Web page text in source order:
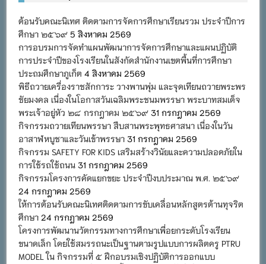
ต้อนรับคณะนิเทศ ติดตามการจัดการศึกษาเรียนรวม ประจำปีการ
ศึกษา ๒๕๖๙ 5 สิงหาคม 2569
การอบรมการจัดทำแผนพัฒนาการจัดการศึกษาและแผนปฏิบัติ
การประจำปีของโรงเรียนในสังกัดสำนักงานเขตพื้นที่การศึกษา
ประถมศึกษาภูเก็ต 4 สิงหาคม 2569
พิธีถวายเครื่องราชสักการะ วางพานพุ่ม และจุดเทียนถวายพระพร
ชัยมงคล เนื่องในโอกาสวันเฉลิมพระชนมพรรษา พระบาทสมเด็จ
พระเจ้าอยู่หัว ๒๘ กรกฎาคม ๒๕๖๙ 31 กรกฎาคม 2569
กิจกรรมถวายเทียนพรรษา สืบสานพระพุทธศาสนา เนื่องในวัน
อาสาฬหบูชาและวันเข้าพรรษา 31 กรกฎาคม 2569
กิจกรรม SAFETY FOR KIDS เสริมสร้างวินัยและความปลอดภัยใน
การใช้รถใช้ถนน 31 กรกฎาคม 2569
กิจกรรมโครงการคัดแยกขยะ ประจำปีงบประมาณ พ.ศ. ๒๕๖๙
24 กรกฎาคม 2569
ให้การต้อนรับคณะนิเทศติดตามการขับเคลื่อนหลักสูตรต้านทุจริต
ศึกษา 24 กรกฎาคม 2569
โครงการพัฒนานวัตกรรมทางการศึกษาเพื่อยกระดับโรงเรียน
ขนาดเล็ก โดยใช้สมรรถนะเป็นฐานตามรูปแบบการผลิตครู PTRU
MODEL ใน กิจกรรมที่ ๕ ฝึกอบรมเชิงปฏิบัติการออกแบบ